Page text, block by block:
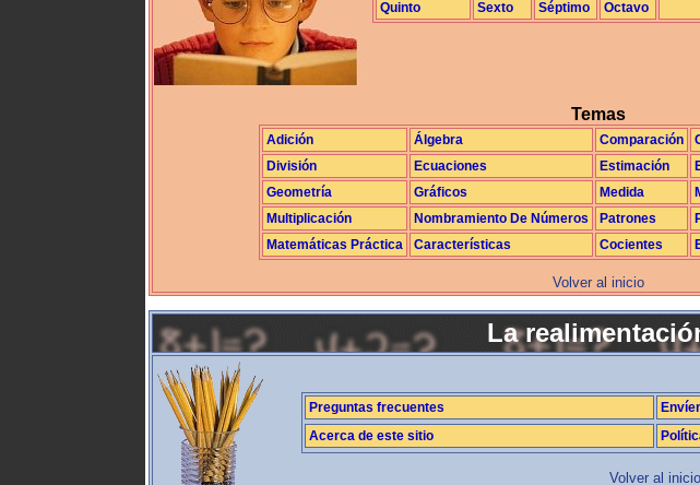
Quinto
Sexto Séptimo Octavo
Temas
Adición Álgebra Comparación
División
Ecuaciones Estimación
Geometría
Gráficos Medida
Multiplicación
Nombramiento De Números Patrones
Matemáticas Práctica
Características Cocientes
Volver al inicio
La
Preguntas frecuentes
Acerca de este sitio
Volver al inicio